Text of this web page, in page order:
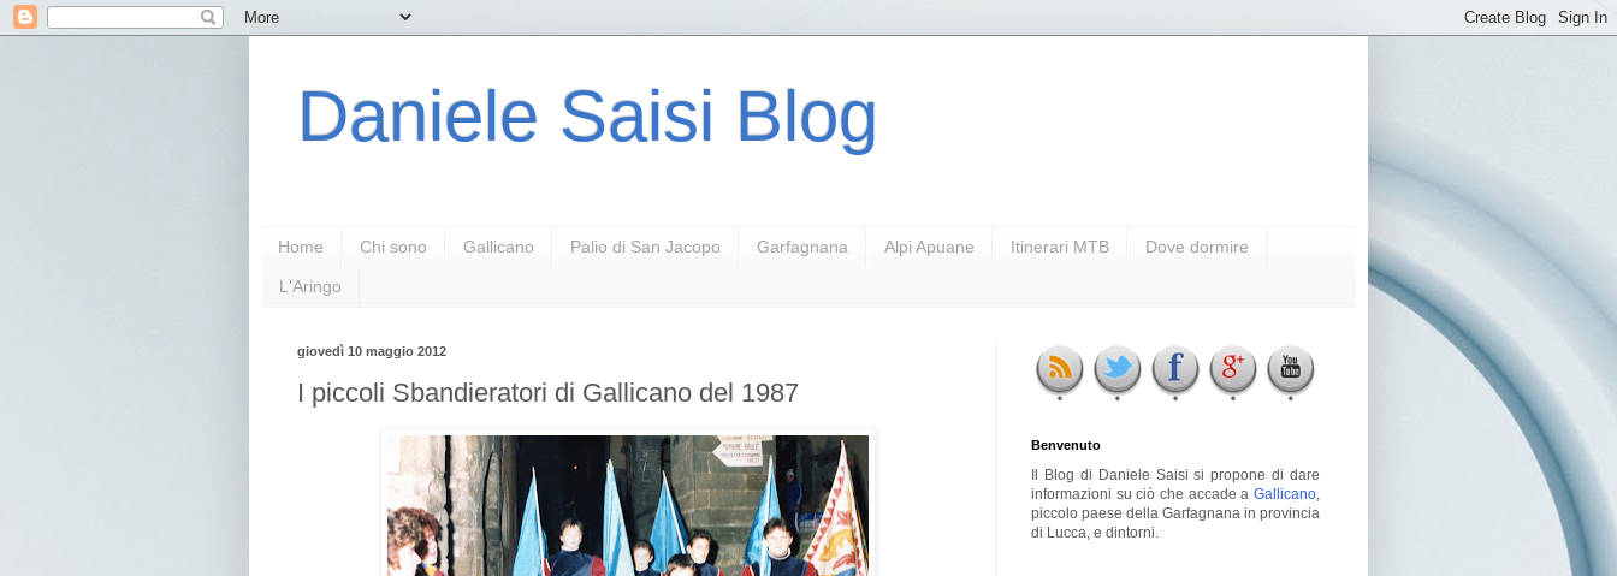
Daniele Saisi Blog
Home Chi sono Gallicano Palio di San Jacopo Garfagnana Alpi Apuane Itinerari MTB Dove dormire
L'Aringo
giovedì 10 maggio 2012
I piccoli Sbandieratori di Gallicano del 1987
Benvenuto
Il Blog di Daniele Saisi si propone di dare
informazioni su ciò che accade a Gallicano
piccolo paese della Garfagnana in provincia
di Lucca, e dintorni.